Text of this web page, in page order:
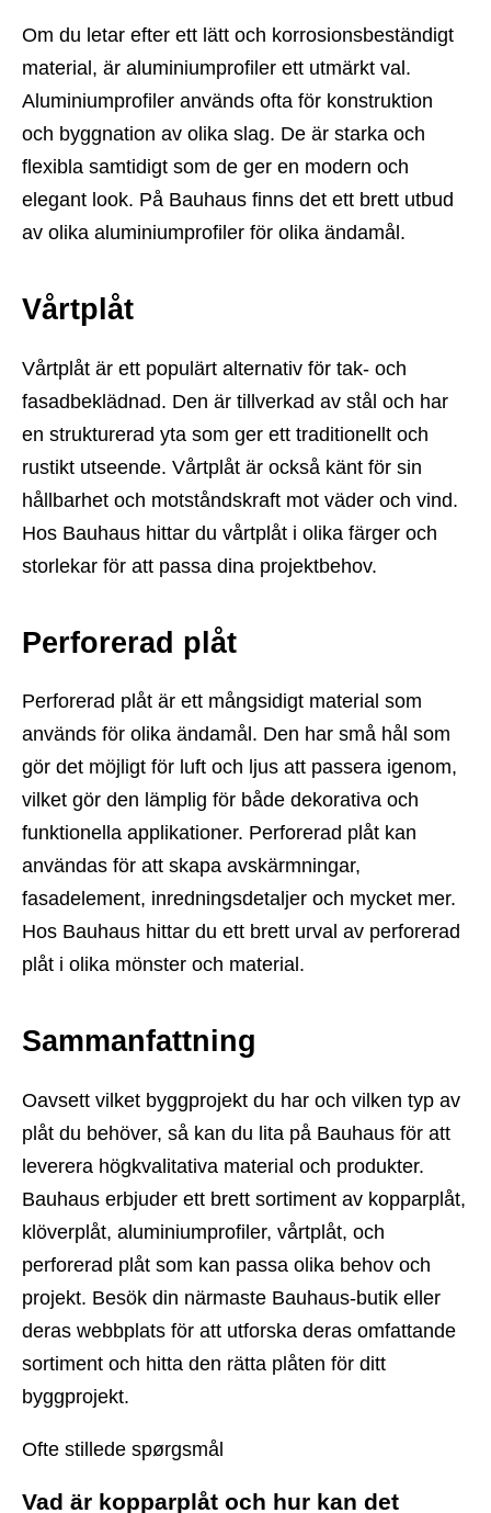
Om du letar efter ett lätt och korrosionsbeständigt
material, är aluminiumprofiler ett utmärkt val.
Aluminiumprofiler används ofta för konstruktion
och byggnation av olika slag. De är starka och
flexibla samtidigt som de ger en modern och
elegant look. På Bauhaus finns det ett brett utbud
av olika aluminiumprofiler för olika ändamål.
Vårtplåt
Vårtplåt är ett populärt alternativ för tak- och
fasadbeklädnad. Den är tillverkad av stål och har
en strukturerad yta som ger ett traditionellt och
rustikt utseende. Vårtplåt är också känt för sin
hållbarhet och motståndskraft mot väder och vind.
Hos Bauhaus hittar du vårtplåt i olika färger och
storlekar för att passa dina projektbehov.
Perforerad plåt
Perforerad plåt är ett mångsidigt material som
används för olika ändamål. Den har små hål som
gör det möjligt för luft och ljus att passera igenom,
vilket gör den lämplig för både dekorativa och
funktionella applikationer. Perforerad plåt kan
användas för att skapa avskärmningar,
fasadelement, inredningsdetaljer och mycket mer.
Hos Bauhaus hittar du ett brett urval av perforerad
plåt i olika mönster och material.
Sammanfattning
Oavsett vilket byggprojekt du har och vilken typ av
plåt du behöver, så kan du lita på Bauhaus för att
leverera högkvalitativa material och produkter.
Bauhaus erbjuder ett brett sortiment av kopparplåt,
klöverplåt, aluminiumprofiler, vårtplåt, och
perforerad plåt som kan passa olika behov och
projekt. Besök din närmaste Bauhaus-butik eller
deras webbplats för att utforska deras omfattande
sortiment och hitta den rätta plåten för ditt
byggprojekt.
Ofte stillede spørgsmål
Vad är kopparplåt och hur kan det